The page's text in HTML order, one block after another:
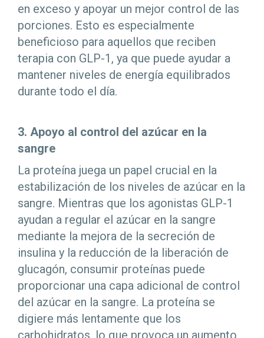
en exceso y apoyar un mejor control de las
porciones. Esto es especialmente
beneficioso para aquellos que reciben
terapia con GLP-1, ya que puede ayudar a
mantener niveles de energía equilibrados
durante todo el día.
3. Apoyo al control del azúcar en la
sangre
La proteína juega un papel crucial en la
estabilización de los niveles de azúcar en la
sangre. Mientras que los agonistas GLP-1
ayudan a regular el azúcar en la sangre
mediante la mejora de la secreción de
insulina y la reducción de la liberación de
glucagón, consumir proteínas puede
proporcionar una capa adicional de control
del azúcar en la sangre. La proteína se
digiere más lentamente que los